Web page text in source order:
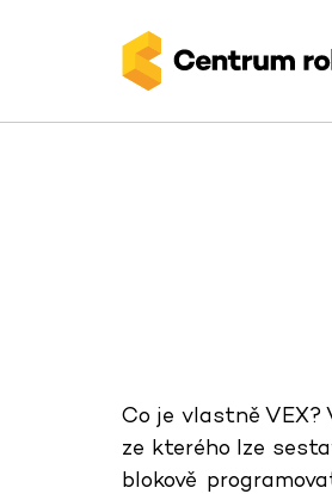
Co je vlastně VEX?
ze kterého lze
blokově